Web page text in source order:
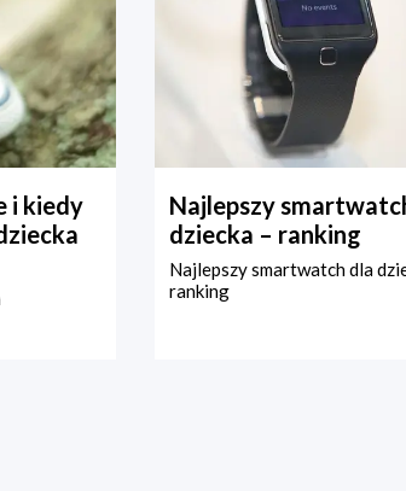
i kiedy
Najlepszy
dziecka – ranking
Najlepszy smartwatch dla
ranking